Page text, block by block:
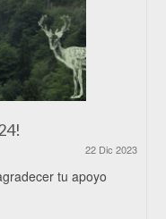
22 Dic 2023
tu apoyo